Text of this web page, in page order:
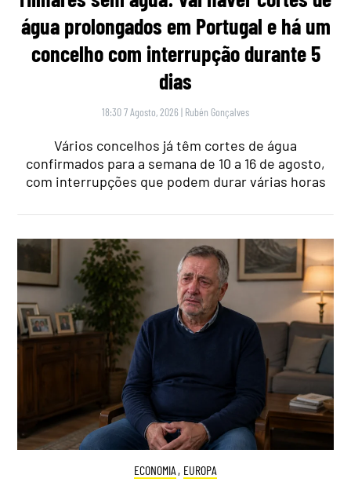
água prolongados em Portugal e há um
concelho com interrupção durante 5
dias
18:30 7 Agosto, 2026 | Rubén Gonçalves
Vários concelhos já têm cortes de água
confirmados para a semana de 10 a 16 de agosto,
com interrupções que podem durar várias horas
ECONOMIA , EUROPA